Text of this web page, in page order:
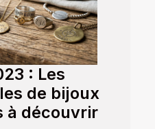
: Les
de bijoux
à découvrir